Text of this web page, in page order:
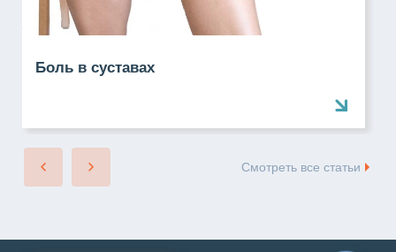
Боль в суставах
Смотреть все статьи